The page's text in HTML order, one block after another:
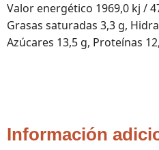
Valor energético 1969,0 kj /
Grasas saturadas 3,3 g,
Azúcares 13,5 g, Proteínas
Información